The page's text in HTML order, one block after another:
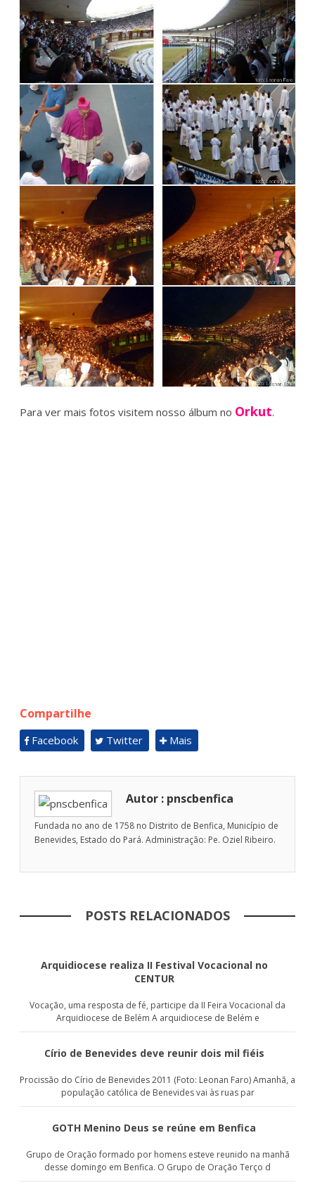
Para ver mais fotos visitem nosso álbum no Orkut.
Compartilhe
Facebook Twitter Mais
Autor : pnscbenfica
Fundada no ano de 1758 no Distrito de Benfica, Município de
Benevides, Estado do Pará. Administração: Pe. Oziel Ribeiro.
POSTS RELACIONADOS
Arquidiocese realiza II Festival Vocacional no
CENTUR
Vocação, uma resposta de fé, participe da II Feira Vocacional da
Arquidiocese de Belém A arquidiocese de Belém e
Círio de Benevides deve reunir dois mil fiéis
Procissão do Círio de Benevides 2011 (Foto: Leonan Faro) Amanhã, a
população católica de Benevides vai às ruas par
GOTH Menino Deus se reúne em Benfica
Grupo de Oração formado por homens esteve reunido na manhã
desse domingo em Benfica. O Grupo de Oração Terço d